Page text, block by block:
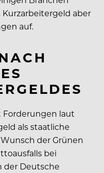
aber
auf.
Forderungen laut
als staatliche
der Grünen
bei
der Deutsche